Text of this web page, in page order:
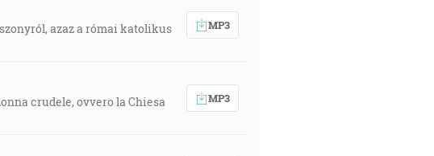
azaz a római katolikus
MP3
crudele, ovvero la Chiesa
MP3